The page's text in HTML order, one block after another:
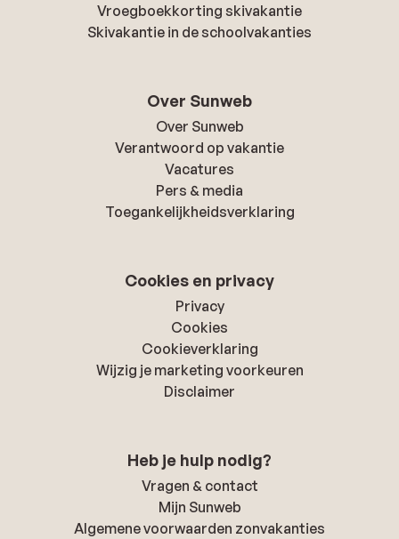
Vroegboekkorting skivakantie
Skivakantie in de schoolvakanties
Over Sunweb
Over Sunweb
Verantwoord op vakantie
Vacatures
Pers & media
Toegankelijkheidsverklaring
Cookies en privacy
Privacy
Cookies
Cookieverklaring
Wijzig je marketing voorkeuren
Disclaimer
Heb je hulp nodig?
Vragen & contact
Mijn Sunweb
Algemene voorwaarden zonvakanties